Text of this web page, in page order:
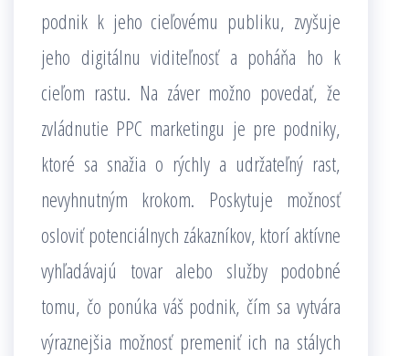
podnik k jeho cieľovému publiku, zvyšuje
jeho digitálnu viditeľnosť a poháňa ho k
cieľom rastu. Na záver možno povedať, že
zvládnutie PPC marketingu je pre podniky,
ktoré sa snažia o rýchly a udržateľný rast,
nevyhnutným krokom. Poskytuje možnosť
osloviť potenciálnych zákazníkov, ktorí aktívne
vyhľadávajú tovar alebo služby podobné
tomu, čo ponúka váš podnik, čím sa vytvára
výraznejšia možnosť premeniť ich na stálych